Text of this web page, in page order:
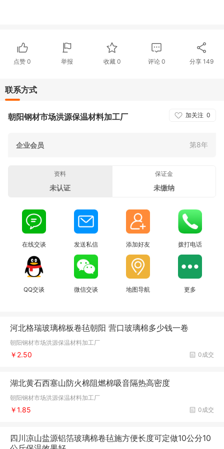
点赞0 举报 收藏 0 评论0 分享149
联系方式
加关注 0
朝阳钢材市场洪源保温材料加工厂
企业会员 第8年
资料
未认证
保证金
未缴纳
在线交谈 发送私信 添加好友 拨打电话
QQ交谈 微信交谈 地图导航 更多
河北格瑞玻璃棉板卷毡朝阳 营口玻璃棉多少钱一卷
朝阳钢材市场洪源保温材料加工厂
0成交
￥2.50
湖北黄石西塞山防火棉阻燃棉吸音隔热高密度
朝阳钢材市场洪源保温材料加工厂
0成交
￥1.85
四川凉山盐源铝箔玻璃棉卷毡施方便长度可定做10公分10